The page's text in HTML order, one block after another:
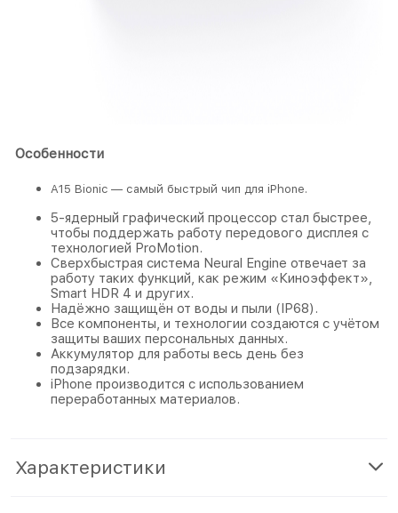
Особенности
A15 Bionic — самый быстрый чип для iPhone.
5‑ядерный графический процессор стал быстрее,
чтобы поддержать работу передового дисплея с
техно­логией ProMotion.
Сверхбыстрая система Neural Engine отвечает за
работу таких функций, как режим «Киноэффект»,
Smart HDR 4 и других.
Надёжно защищён от воды и пыли (IP68).
Все компоненты, и технологии создаются с учётом
защиты ваших персональных данных.
Аккумулятор для работы весь день без
подзарядки.
iPhone производится с использованием
переработанных материалов.
Характеристики